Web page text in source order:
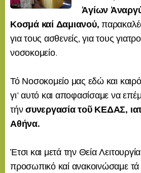
Ἁγίων
Κοσμά καί Δαμιανού,
για τους ασθενείς, για τους
νοσοκομείο.
Τό Νοσοκομείο μας εδώ και
γι' αυτό και αποφασίσαμε να
τήνσυνεργασία τοῦ ΚΕΔΑΣ,
Αθήνα.
Έτσι και μετά την Θεία
προσωπικό καί ανακοινώσαμε